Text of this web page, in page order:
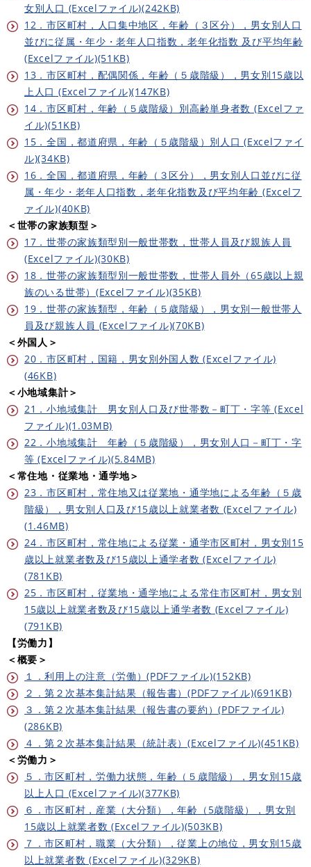
女別人口 (Excelファイル)(242KB)
12．市区町村，人口集中地区，年齢（３区分），男女別人口
並びに従属・年少・老年人口指数，老年化指数 及び平均年齢
(Excelファイル)(51KB)
13．市区町村，配偶関係，年齢（５歳階級），男女別15歳以
上人口 (Excelファイル)(147KB)
14．市区町村，年齢（５歳階級）別高齢単身者数 (Excelファ
イル)(51KB)
15．全国，都道府県，年齢（５歳階級）別人口 (Excelファイ
ル)(34KB)
16．全国，都道府県，年齢（３区分），男女別人口並びに従
属・年少・老年人口指数，老年化指数及び平均年齢 (Excelフ
ァイル)(40KB)
＜世帯の家族類型＞
17．世帯の家族類型別一般世帯数，世帯人員及び親族人員
(Excelファイル)(30KB)
18．世帯の家族類型別一般世帯数，世帯人員外（65歳以上親
族のいる世帯）(Excelファイル)(35KB)
19．世帯の家族類型，年齢（５歳階級），男女別一般世帯人
員及び親族人員 (Excelファイル)(70KB)
＜外国人＞
20．市区町村，国籍，男女別外国人数 (Excelファイル)
(46KB)
＜小地域集計＞
21．小地域集計 男女別人口及び世帯数－町丁・字等 (Excel
ファイル)(1.03MB)
22．小地域集計 年齢（５歳階級），男女別人口－町丁・字
等 (Excelファイル)(5.84MB)
＜常住地・従業地・通学地＞
23．市区町村，常住地又は従業地・通学地による年齢（５歳
階級），男女別人口及び15歳以上就業者数 (Excelファイル)
(1.46MB)
24．市区町村，常住地による従業・通学市区町村，男女別15
歳以上就業者数及び15歳以上通学者数 (Excelファイル)
(781KB)
25．市区町村，従業地・通学地による常住市区町村，男女別
15歳以上就業者数及び15歳以上通学者数 (Excelファイル)
(791KB)
【労働力】
＜概要＞
１．利用上の注意（労働）(PDFファイル)(152KB)
２．第２次基本集計結果（報告書）(PDFファイル)(691KB)
３．第２次基本集計結果（報告書の要約）(PDFファイル)
(286KB)
４．第２次基本集計結果（統計表）(Excelファイル)(451KB)
＜労働力＞
５．市区町村，労働力状態，年齢（５歳階級），男女別15歳
以上人口 (Excelファイル)(377KB)
６．市区町村，産業（大分類），年齢（5歳階級），男女別
15歳以上就業者数 (Excelファイル)(503KB)
７．市区町村，職業（大分類），従業上の地位，男女別15歳
以上就業者数 (Excelファイル)(329KB)